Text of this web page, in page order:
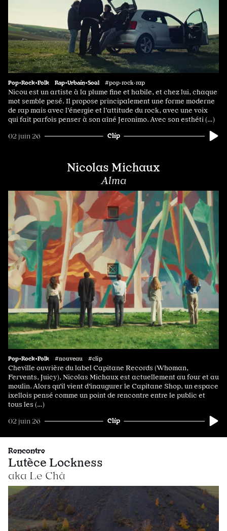
Pop•Rock•Folk Rap•Urbain•Soul #pop·rock·rap
Nicou est un artiste à la plume fine et habile, et chez lui, chaque
mot semble pesé. Il propose principalement une forme moderne
de rap mais avec l’énergie et l’attitude du rock, avec une voix
qui fait parfois penser à son aîné Jeronimo. Avec son esthéti (…)
02 juin 26 Clip
Nicolas Michaux
Alma
Pop•Rock•Folk #nouveau #clip
Cheville ouvrière du label Capitane Records (Whoman,
Fervents, Juicy), Nicolas Michaux est actuellement au four et au
moulin. Alors qu'il vient d'inaugurer le Capitane Shop, un espace
ixellois pensé comme un point de rencontre entre le public et
tous les (…)
02 juin 26 Clip
Rencontre
Lutèce Lockness
aka Le Châ